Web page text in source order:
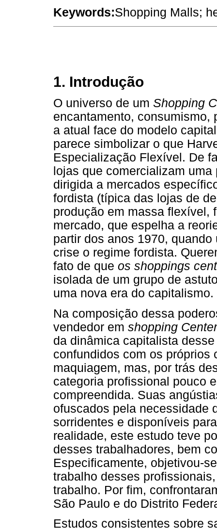
Keywords:Shopping Malls;
1. Introdução
O universo de um Shopping
encantamento, consumismo,
a atual face do modelo
parece simbolizar o que
Especialização Flexível. De
lojas que comercializam
dirigida a mercados
fordista (típica das lojas de
produção em massa flexível,
mercado, que espelha a
partir dos anos 1970,
crise o regime fordista.
fato de que os shoppings
isolada de um grupo de
uma nova era do capitalismo.
Na composição dessa
vendedor em shopping Center
da dinâmica capitalista
confundidos com os próprios
maquiagem, mas, por trás
categoria profissional pouco
compreendida. Suas
ofuscados pela necessidade
sorridentes e disponíveis
realidade, este estudo teve
desses trabalhadores, bem
Especificamente, objetivou-
trabalho desses
trabalho. Por fim,
São Paulo e do Distrito
Estudos consistentes sobre